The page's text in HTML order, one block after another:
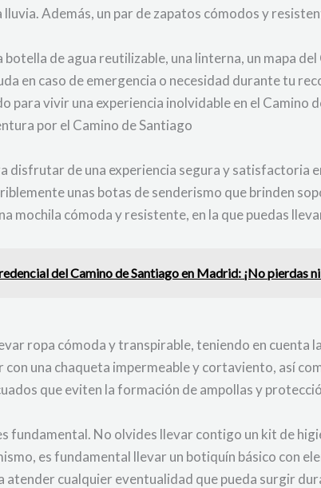
Además, un par de zapatos cómodos y
de agua reutilizable, una linterna, un mapa
en caso de emergencia o necesidad durante tu
para vivir una experiencia inolvidable en el Camino
por el Camino de Santiago
disfrutar de una experiencia segura y satisfactoria
unas botas de senderismo que brinden
mochila cómoda y resistente, en la que puedas
del Camino de Santiago en Madrid: ¡No pierdas
ropa cómoda y transpirable, teniendo en cuenta
con una chaqueta impermeable y cortaviento, así
que eviten la formación de ampollas y
fundamental. No olvides llevar contigo un kit de
es fundamental llevar un botiquín básico con
cualquier eventualidad que pueda surgir